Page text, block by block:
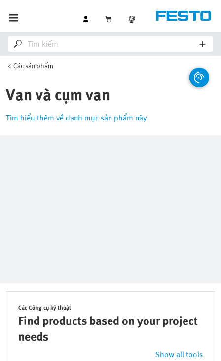
Các sản phẩm
Van và cụm van
Tìm hiểu thêm về danh mục sản phẩm này
Các Công cụ kỹ thuật
Find products based on your project
needs
Show all tools